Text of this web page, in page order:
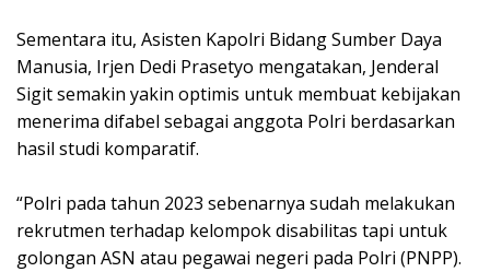
Sementara itu, Asisten Kapolri Bidang Sumber Daya
Manusia, Irjen Dedi Prasetyo mengatakan, Jenderal
Sigit semakin yakin optimis untuk membuat kebijakan
menerima difabel sebagai anggota Polri berdasarkan
hasil studi komparatif.
“Polri pada tahun 2023 sebenarnya sudah melakukan
rekrutmen terhadap kelompok disabilitas tapi untuk
golongan ASN atau pegawai negeri pada Polri (PNPP).